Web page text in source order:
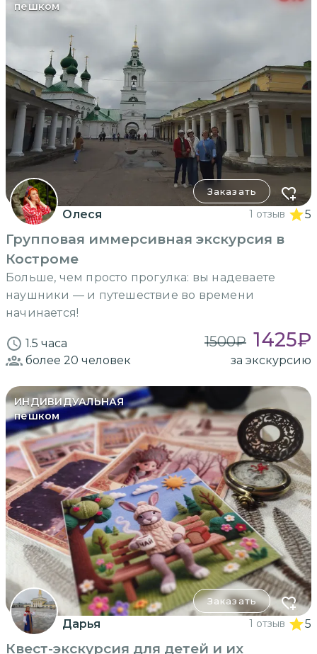
пешком
Заказать
Олеся 1 отзыв 5
Групповая иммерсивная экскурсия в
Костроме
Больше, чем просто прогулка: вы надеваете
наушники — и путешествие во времени
начинается!
1.5 часа 1500₽ 1425₽
более 20 человек за экскурсию
ИНДИВИДУАЛЬНАЯ
пешком
Заказать
Дарья 1 отзыв 5
Квест-экскурсия для детей и их